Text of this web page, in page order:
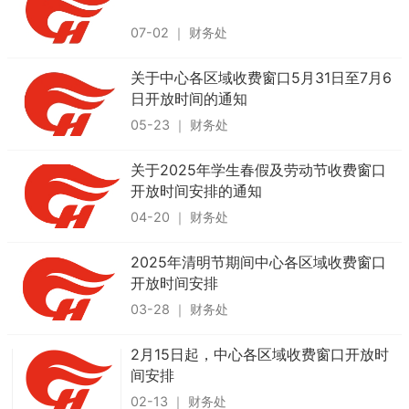
07-02 ｜ 财务处
关于中心各区域收费窗口5月31日至7月6
日开放时间的通知
05-23 ｜ 财务处
关于2025年学生春假及劳动节收费窗口
开放时间安排的通知
04-20 ｜ 财务处
2025年清明节期间中心各区域收费窗口
开放时间安排
03-28 ｜ 财务处
2月15日起，中心各区域收费窗口开放时
间安排
02-13 ｜ 财务处